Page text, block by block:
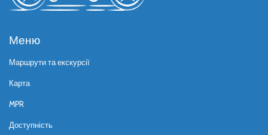
Меню
Маршрути та екскурсії
Карта
MPR
Доступність